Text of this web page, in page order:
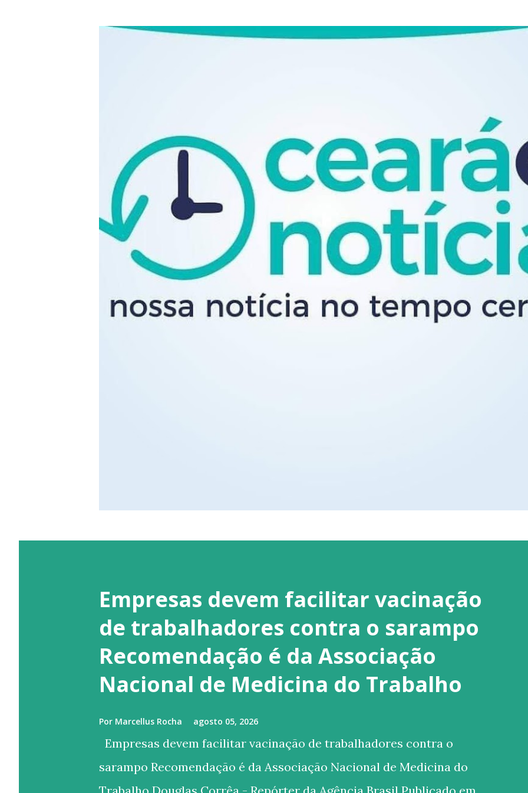
Empresas devem facilitar vacinação
de trabalhadores contra o sarampo
Recomendação é da Associação
Nacional de Medicina do Trabalho
Por Marcellus Rocha agosto 05, 2026
Empresas devem facilitar vacinação de trabalhadores contra o
sarampo Recomendação é da Associação Nacional de Medicina do